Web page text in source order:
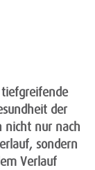
tiefgreifende
der
nicht nur nach
sondern
Verlauf